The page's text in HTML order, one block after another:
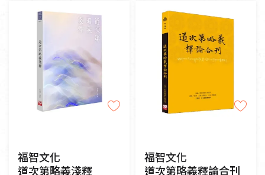
福智文化
道次第略義淺釋
福智文化
道次第略義釋論合刊